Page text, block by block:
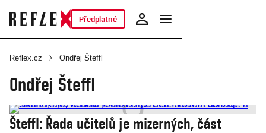
Předplatné
Reflex.cz Ondřej Šteffl
Ondřej Šteffl
Šteffl: Řada učitelů je mizerných, část